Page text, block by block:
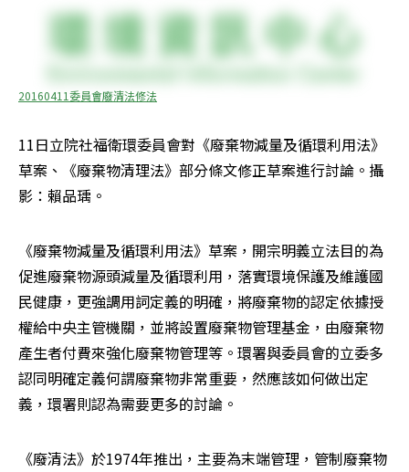
20160411委員會廢清法修法
11日立院社福衛環委員會對《廢棄物減量及循環利用法》
草案、《廢棄物清理法》部分條文修正草案進行討論。攝
影：賴品瑀。
《廢棄物減量及循環利用法》草案，開宗明義立法目的為
促進廢棄物源頭減量及循環利用，落實環境保護及維護國
民健康，更強調用詞定義的明確，將廢棄物的認定依據授
權給中央主管機關，並將設置廢棄物管理基金，由廢棄物
產生者付費來強化廢棄物管理等。環署與委員會的立委多
認同明確定義何謂廢棄物非常重要，然應該如何做出定
義，環署則認為需要更多的討論。
《廢清法》於1974年推出，主要為末端管理，管制廢棄物